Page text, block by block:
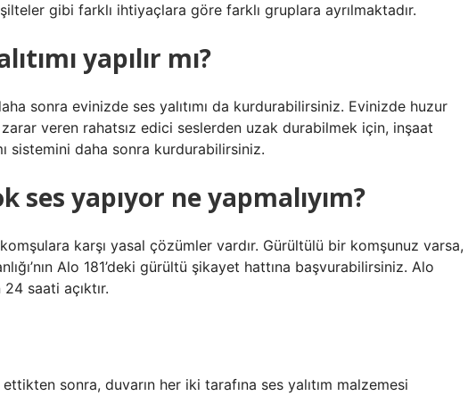
gibi farklı ihtiyaçlara göre farklı gruplara ayrılmaktadır.
yapılır mı?
sonra evinizde ses yalıtımı da kurdurabilirsiniz. Evinizde huzur
zarar veren rahatsız edici seslerden uzak durabilmek için, inşaat
sistemini daha sonra kurdurabilirsiniz.
ses yapıyor ne yapmalıyım?
karşı yasal çözümler vardır. Gürültülü bir komşunuz varsa,
Alo 181’deki gürültü şikayet hattına başvurabilirsiniz. Alo
saati açıktır.
sonra, duvarın her iki tarafına ses yalıtım malzemesi